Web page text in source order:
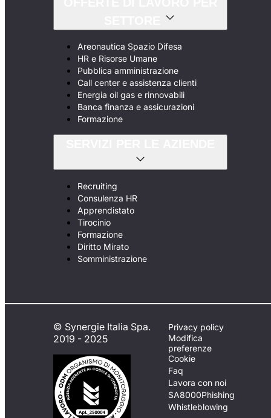
Areonautica Spazio Difesa
HR e Risorse Umane
Pubblica amministrazione
Call center e assistenza clienti
Energia oil gas e rinnovabili
Banca finanza e assicurazioni
Formazione
Recruiting
Consulenza HR
Apprendistato
Tirocinio
Formazione
Diritto Mirato
Somministrazione
© Synergie Italia Spa.
2019 - 2025
Privacy policy
Modifica
preferenze
Cookie
Faq
Lavora con noi
SA8000Phishing
Whistleblowing